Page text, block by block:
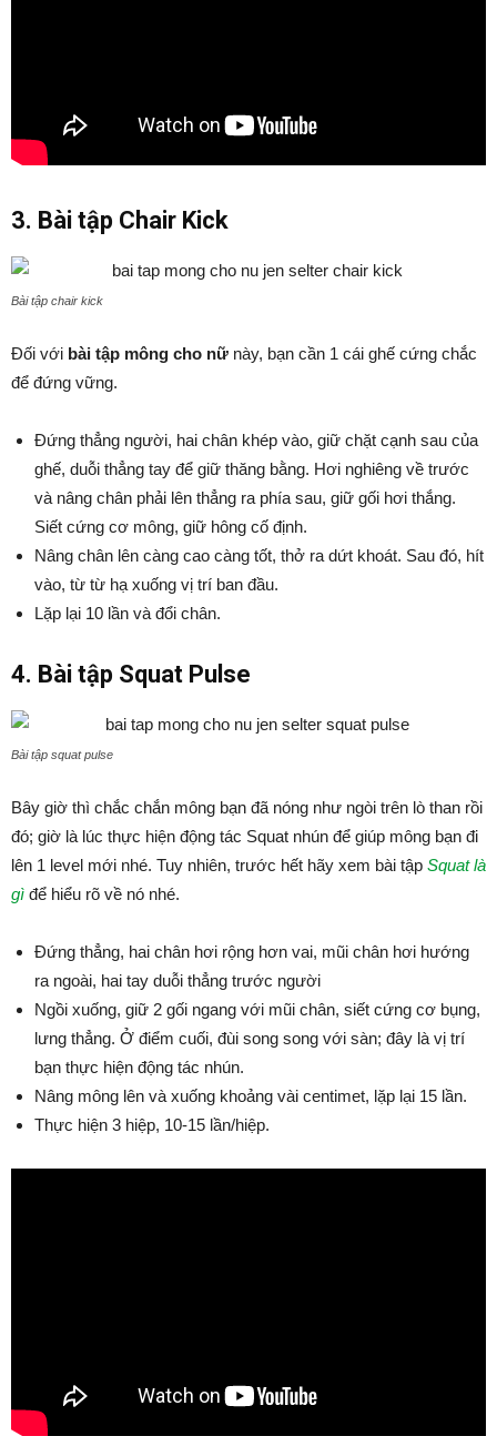
3. Bài tập Chair Kick
Bài tập chair kick
Đối với bài tập mông cho nữ này, bạn cần 1 cái ghế cứng chắc
để đứng vững.
Đứng thẳng người, hai chân khép vào, giữ chặt cạnh sau của
ghế, duỗi thẳng tay để giữ thăng bằng. Hơi nghiêng về trước
và nâng chân phải lên thẳng ra phía sau, giữ gối hơi thắng.
Siết cứng cơ mông, giữ hông cố định.
Nâng chân lên càng cao càng tốt, thở ra dứt khoát. Sau đó, hít
vào, từ từ hạ xuống vị trí ban đầu.
Lặp lại 10 lần và đổi chân.
4. Bài tập Squat Pulse
Bài tập squat pulse
Bây giờ thì chắc chắn mông bạn đã nóng như ngòi trên lò than rồi
đó; giờ là lúc thực hiện động tác Squat nhún để giúp mông bạn đi
lên 1 level mới nhé. Tuy nhiên, trước hết hãy xem bài tập Squat là
gì để hiểu rõ về nó nhé.
Đứng thẳng, hai chân hơi rộng hơn vai, mũi chân hơi hướng
ra ngoài, hai tay duỗi thẳng trước người
Ngồi xuống, giữ 2 gối ngang với mũi chân, siết cứng cơ bụng,
lưng thẳng. Ở điểm cuối, đùi song song với sàn; đây là vị trí
bạn thực hiện động tác nhún.
Nâng mông lên và xuống khoảng vài centimet, lặp lại 15 lần.
Thực hiện 3 hiệp, 10-15 lần/hiệp.